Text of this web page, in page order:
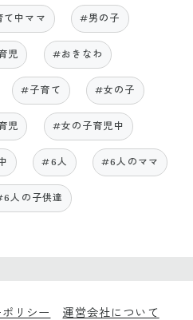
中ママ #男の子
児 #おきなわ
#子育て #女の子
児 #女の子育児中
#6人 #6人のママ
人の子供達
リシー 運営会社について